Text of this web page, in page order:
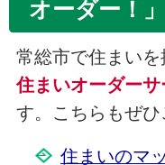
オーダー！」
常総市で住まいを
住まいオーダーサ
す。こちらもぜひ
住まいのマ